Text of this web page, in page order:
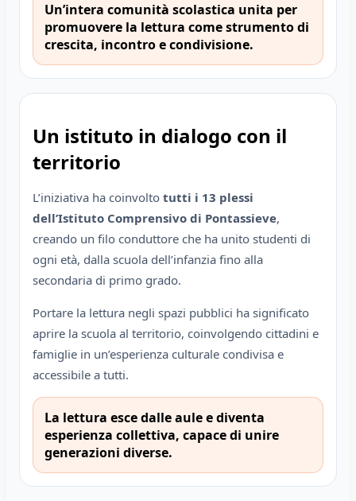
Un’intera comunità scolastica unita per
promuovere la lettura come strumento di
crescita, incontro e condivisione.
Un istituto in dialogo con il
territorio
L’iniziativa ha coinvolto tutti i 13 plessi
dell’Istituto Comprensivo di Pontassieve,
creando un filo conduttore che ha unito studenti di
ogni età, dalla scuola dell’infanzia fino alla
secondaria di primo grado.
Portare la lettura negli spazi pubblici ha significato
aprire la scuola al territorio, coinvolgendo cittadini e
famiglie in un’esperienza culturale condivisa e
accessibile a tutti.
La lettura esce dalle aule e diventa
esperienza collettiva, capace di unire
generazioni diverse.